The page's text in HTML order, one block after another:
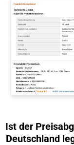
Ist der
Deutschland